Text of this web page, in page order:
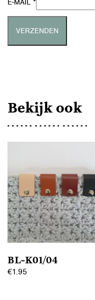
E-MAIL *
Bekijk ook
BL-K01/04
€1.95